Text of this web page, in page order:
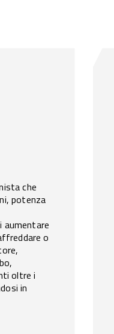
che
potenza
o
oltre i
in